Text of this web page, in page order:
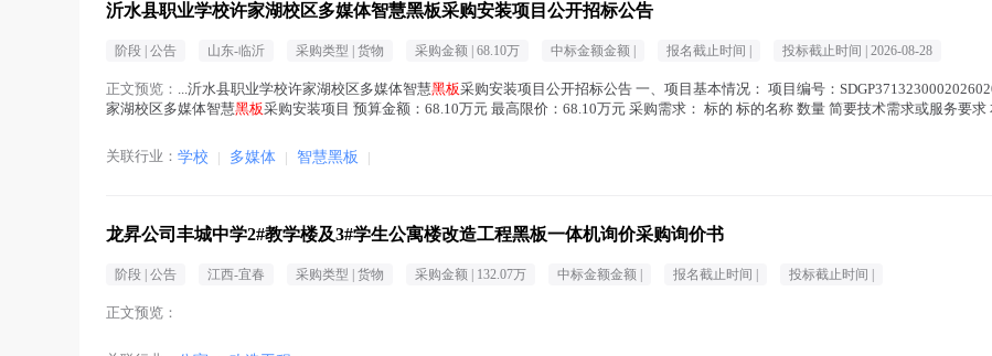
沂水县职业学校许家湖校区多媒体智慧黑板采购安装项目公开招标公告
阶段 | 公告 山东-临沂 采购类型 | 货物 采购金额 | 68.10万 中标金额金额 | 报名截止时间 | 投标截止时间 | 2026-08-28
正文预览： ...沂水县职业学校许家湖校区多媒体智慧黑板采购安装项目公开招标公告 一、项目基本情况： 项目编号：
家湖校区多媒体智慧黑板采购安装项目 预算金额：68.10万元 最高限价：68.10万元 采购需求： 标的 标的名称 数量 简要技术需求或服务要
关联行业： 学校 | 多媒体 | 智慧黑板 |
龙昇公司丰城中学2#教学楼及3#学生公寓楼改造工程黑板一体机询价采购询价书
阶段 | 公告 江西-宜春 采购类型 | 货物 采购金额 | 132.07万 中标金额金额 | 报名截止时间 | 投标截止时间 |
正文预览：